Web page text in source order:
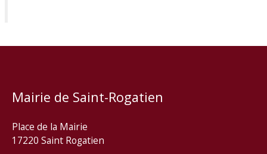
Mairie de Saint-Rogatien
Place de la Mairie
17220 Saint Rogatien